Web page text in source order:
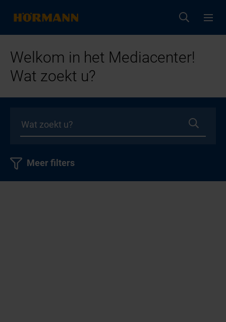
Welkom in het Mediacenter!
Wat zoekt u?
Meer filters